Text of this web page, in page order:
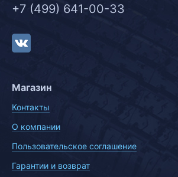
+7 (499) 641-00-33
Магазин
Контакты
О компании
Пользовательское соглашение
Гарантии и возврат